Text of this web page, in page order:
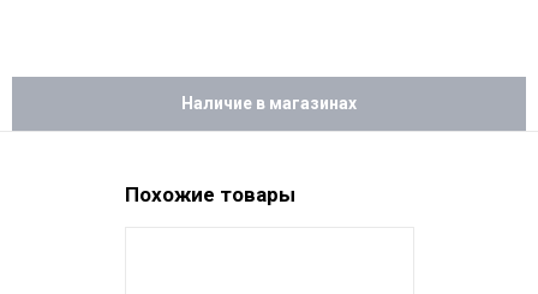
Наличие в магазинах
Похожие товары